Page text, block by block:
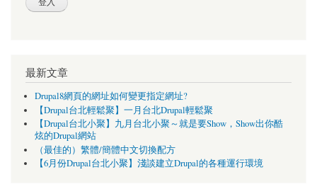
最新文章
Drupal8網頁的網址如何變更指定網址?
【Drupal台北輕鬆聚】一月台北Drupal輕鬆聚
【Drupal台北小聚】九月台北小聚～就是要Show，Show出你酷
炫的Drupal網站
（最佳的）繁體/簡體中文切換配方
【6月份Drupal台北小聚】淺談建立Drupal的各種運行環境